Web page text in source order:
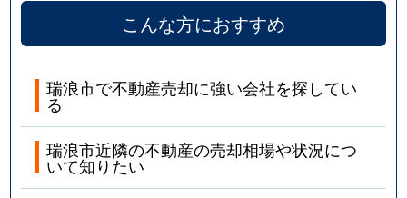
こんな方におすすめ
瑞浪市で不動産売却に強い会社を探してい
る
瑞浪市近隣の不動産の売却相場や状況につ
いて知りたい